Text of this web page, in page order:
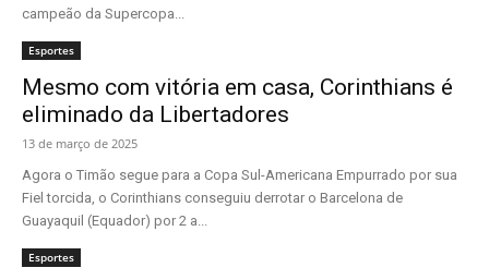
campeão da Supercopa...
Esportes
Mesmo com vitória em casa, Corinthians é
eliminado da Libertadores
13 de março de 2025
Agora o Timão segue para a Copa Sul-Americana Empurrado por sua
Fiel torcida, o Corinthians conseguiu derrotar o Barcelona de
Guayaquil (Equador) por 2 a...
Esportes